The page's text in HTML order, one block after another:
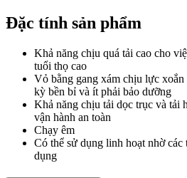
Đặc tính sản phẩm
Khả năng chịu quá tải cao cho
tuổi thọ cao
Vỏ bằng gang xám chịu lực
kỳ bền bỉ và ít phải bảo dưỡng
Khả năng chịu tải dọc trục và tải
vận hành an toàn
Chạy êm
Có thể sử dụng linh hoạt nhờ
dụng